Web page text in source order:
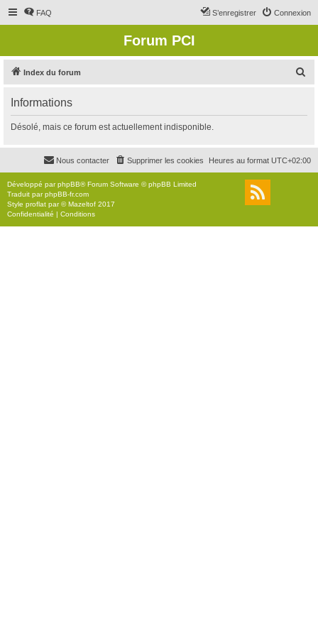
FAQ Connexion
S’enregistrer
Forum PCI
Index du forum
r
c
r
Informations
Désolé, mais ce forum est actuellement indisponible.
Heures au format UTC+02:00
Supprimer les cookies
Nous contacter
Développé parphpBB® Forum Software © phpBB Limited
Traduit parphpBB-fr.com
Style proflat par ©Mazeltof 2017
Confidentialité | Conditions